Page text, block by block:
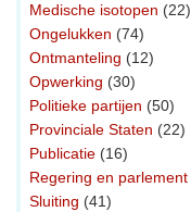
Medische isotopen (22)
Ongelukken (74)
Ontmanteling (12)
Opwerking (30)
Politieke partijen (50)
Provinciale Staten (22)
Publicatie (16)
Regering en parlement
Sluiting (41)